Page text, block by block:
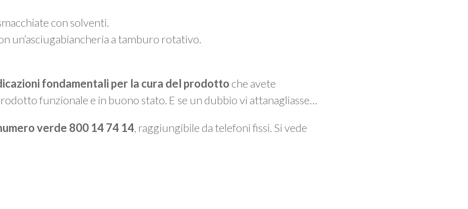
con solventi.
un’asciugabiancheria a tamburo rotativo.
fondamentali per la cura del prodotto che avete
funzionale e in buono stato. E se un dubbio vi attanagliasse…
verde 800 14 74 14, raggiungibile da telefoni fissi. Si vede